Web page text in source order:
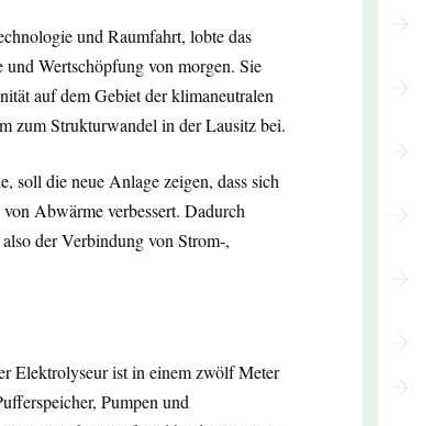
und Raumfahrt, lobte das
Wertschöpfung von morgen. Sie
auf dem Gebiet der klimaneutralen
zum Strukturwandel in der Lausitz bei.
soll die neue Anlage zeigen, dass sich
Abwärme verbessert. Dadurch
der Verbindung von Strom-,
Elektrolyseur ist in einem zwölf Meter
Pumpen und